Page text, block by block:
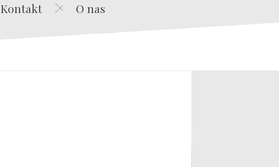
Kontakt O nas